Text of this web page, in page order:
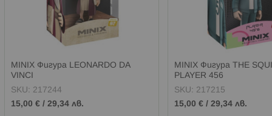
MINIX Фигура LEONARDO DA
VINCI
SKU: 217244
15,00 € / 29,34 лв.
MINIX Фигура THE
PLAYER 456
SKU: 217215
15,00 € / 29,34 лв.